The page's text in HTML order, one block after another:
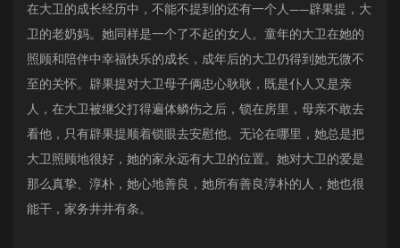
在大卫的成长经历中，不能不提到的还有一个人——辟果提，大
卫的老奶妈。她同样是一个了不起的女人。童年的大卫在她的
照顾和陪伴中幸福快乐的成长，成年后的大卫仍得到她无微不
至的关怀。辟果提对大卫母子俩忠心耿耿，既是仆人又是亲
人，在大卫被继父打得遍体鳞伤之后，锁在房里，母亲不敢去
看他，只有辟果提顺着锁眼去安慰他。无论在哪里，她总是把
大卫照顾地很好，她的家永远有大卫的位置。她对大卫的爱是
那么真挚、淳朴，她心地善良，她所有善良淳朴的人，她也很
能干，家务井井有条。